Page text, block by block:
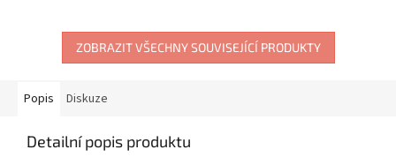
ZOBRAZIT VŠECHNY SOUVISEJÍCÍ PRODUKTY
Popis Diskuze
Detailní popis produktu